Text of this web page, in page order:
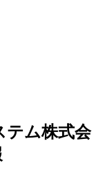
テム株式会